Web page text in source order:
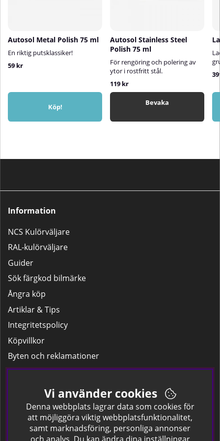
Autosol Metal Polish 75 ml
En riktig putsklassiker!
59 kr
Köp!
Autosol Stainless Steel
Polish 75 ml
För rengöring och polering av
ytor i rostfritt stål.
119 kr
Bevaka
Information
NCS Kulörväljare
RAL-kulörväljare
Guider
Sök färgkod bilmärke
Ångra köp
Artiklar & Tips
Integritetspolicy
Köpvillkor
Byten och reklamationer
Leverans
Hitta färgkoden på bilen.
Företagskund
Om oss
Vi använder cookies
Denna webbplats lagrar data som cookies för
att möjliggöra viktig webbplatsfunktionalitet,
samt marknadsföring, personliga annonser